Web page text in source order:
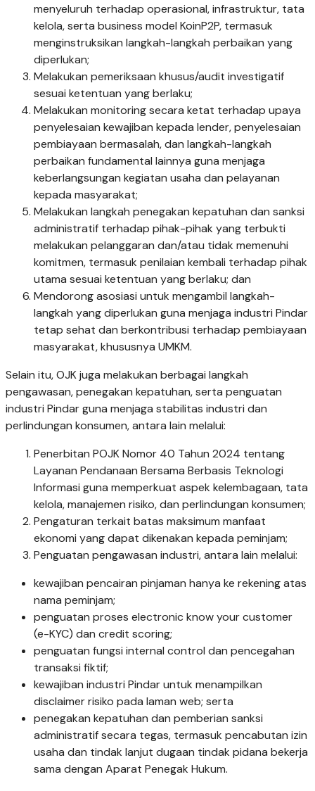
menyeluruh terhadap operasional, infrastruktur, tata
kelola, serta business model KoinP2P, termasuk
menginstruksikan langkah-langkah perbaikan yang
diperlukan;
Melakukan pemeriksaan khusus/audit investigatif
sesuai ketentuan yang berlaku;
Melakukan monitoring secara ketat terhadap upaya
penyelesaian kewajiban kepada lender, penyelesaian
pembiayaan bermasalah, dan langkah-langkah
perbaikan fundamental lainnya guna menjaga
keberlangsungan kegiatan usaha dan pelayanan
kepada masyarakat;
Melakukan langkah penegakan kepatuhan dan sanksi
administratif terhadap pihak-pihak yang terbukti
melakukan pelanggaran dan/atau tidak memenuhi
komitmen, termasuk penilaian kembali terhadap pihak
utama sesuai ketentuan yang berlaku; dan
Mendorong asosiasi untuk mengambil langkah-
langkah yang diperlukan guna menjaga industri Pindar
tetap sehat dan berkontribusi terhadap pembiayaan
masyarakat, khususnya UMKM.
Selain itu, OJK juga melakukan berbagai langkah
pengawasan, penegakan kepatuhan, serta penguatan
industri Pindar guna menjaga stabilitas industri dan
perlindungan konsumen, antara lain melalui:
Penerbitan POJK Nomor 40 Tahun 2024 tentang
Layanan Pendanaan Bersama Berbasis Teknologi
Informasi guna memperkuat aspek kelembagaan, tata
kelola, manajemen risiko, dan perlindungan konsumen;
Pengaturan terkait batas maksimum manfaat
ekonomi yang dapat dikenakan kepada peminjam;
Penguatan pengawasan industri, antara lain melalui:
kewajiban pencairan pinjaman hanya ke rekening atas
nama peminjam;
penguatan proses electronic know your customer
(e-KYC) dan credit scoring;
penguatan fungsi internal control dan pencegahan
transaksi fiktif;
kewajiban industri Pindar untuk menampilkan
disclaimer risiko pada laman web; serta
penegakan kepatuhan dan pemberian sanksi
administratif secara tegas, termasuk pencabutan izin
usaha dan tindak lanjut dugaan tindak pidana bekerja
sama dengan Aparat Penegak Hukum.